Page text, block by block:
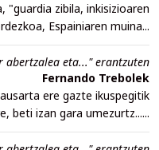
"guardia zibila, inkisizioaren
Espainiaren muina...
abertzalea eta..." erantzuten
Fernando Trebolek
ere gazte ikuspegitik
beti izan gara umezurtz......